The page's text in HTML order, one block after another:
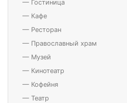
— Гостиница
— Кафе
— Ресторан
— Православный храм
— Музей
— Кинотеатр
— Кофейня
— Театр